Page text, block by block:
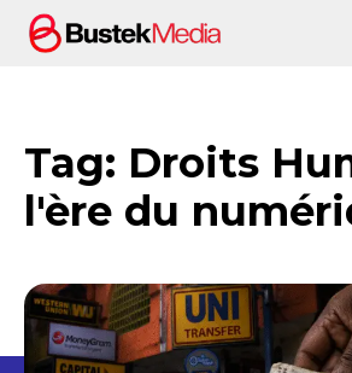
Tag: Droits
l'ère du